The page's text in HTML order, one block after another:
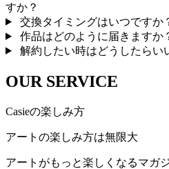
すか？
交換タイミングはいつですか
作品はどのように届きますか
解約したい時はどうしたらい
OUR SERVICE
Casieの楽しみ方
アートの楽しみ方は無限大
アートがもっと楽しくなるマガ